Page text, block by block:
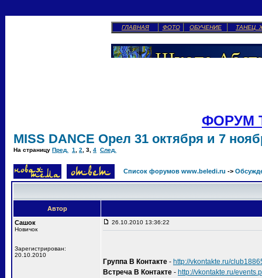
ГЛАВНАЯ ФОТО ОБУЧЕНИЕ ТАНЕЦ
ФОРУМ
MISS DANCE Орел 31 октября и 7
На страницу Пред. 1 2 3 4 След.
Список форумов www.beledi.ru ->
Автор
Сашок
Новичок
Зарегистрирован:
20.10.2010
26.10.2010 13:36:22
Группа В Контакте - http://vkontakte.ru/
Встреча В Контакте - http://vkontakte.ru/